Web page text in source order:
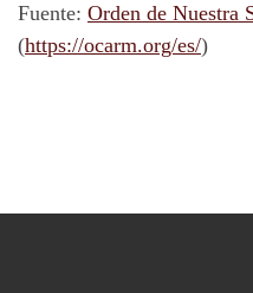
Fuente: Orden de Nuestra
(https://ocarm.org/es/)